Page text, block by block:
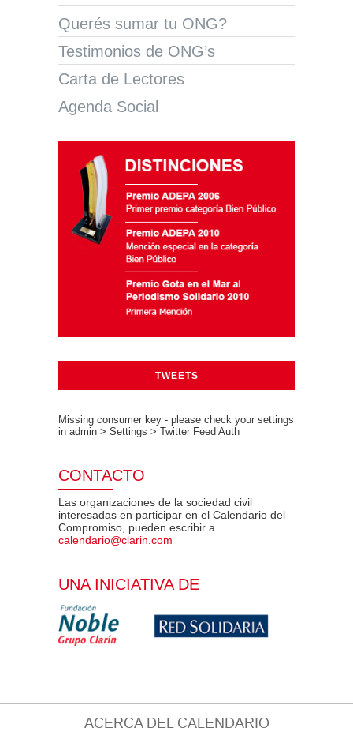
Querés sumar tu ONG?
Testimonios de ONG’s
Carta de Lectores
Agenda Social
TWEETS
Missing consumer key - please check your settings
in admin > Settings > Twitter Feed Auth
CONTACTO
Las organizaciones de la sociedad civil
interesadas en participar en el Calendario del
Compromiso, pueden escribir a
calendario@clarin.com
UNA INICIATIVA DE
ACERCA DEL CALENDARIO